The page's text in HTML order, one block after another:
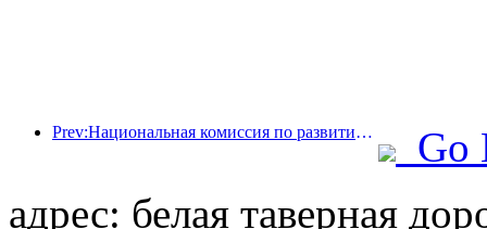
Prev:Национальная комиссия по развитию и реформам опубликовала первую партию из 49 высококачественных мест для занятий спортом на открытом воздухе.
Go
адрес: белая таверная